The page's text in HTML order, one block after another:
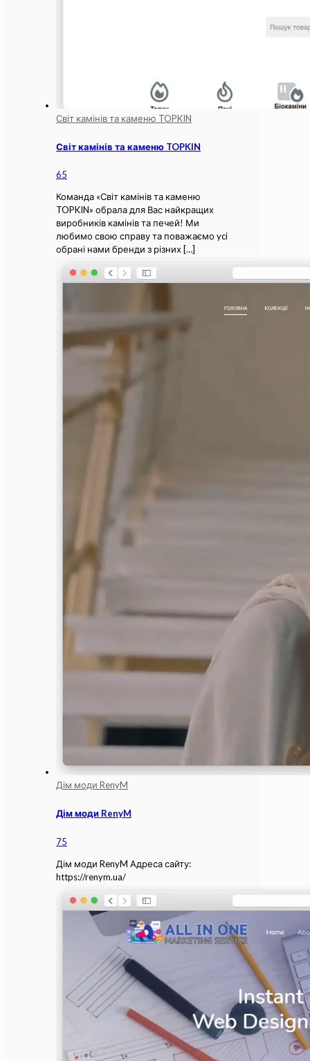
Світ камінів та каменю TOPKIN
Світ камінів та каменю TOPKIN
65
Команда «Світ камінів та каменю
TOPKIN» обрала для Вас найкращих
виробників камінів та печей! Ми
любимо свою справу та поважаємо yci
обрані нами бренди з різних […]
Дім моди RenyM
Дім моди RenyM
75
Дім моди RenyM Адреса сайту:
https://renym.ua/